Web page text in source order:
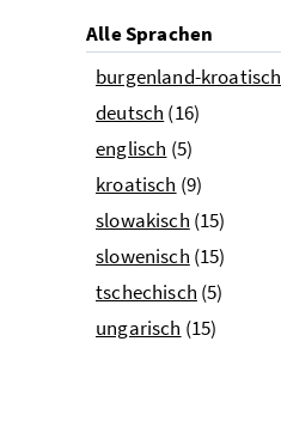
Alle Sprachen
burgenland-kroatisch
deutsch (16)
englisch (5)
kroatisch (9)
slowakisch (15)
slowenisch (15)
tschechisch (5)
ungarisch (15)